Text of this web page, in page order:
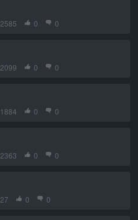
2585 0 0
2099 0 0
1884 0 0
2363 0 0
27 0 0